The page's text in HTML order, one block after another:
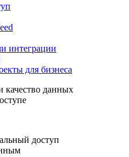
интеграции
для бизнеса
качество данных
доступ